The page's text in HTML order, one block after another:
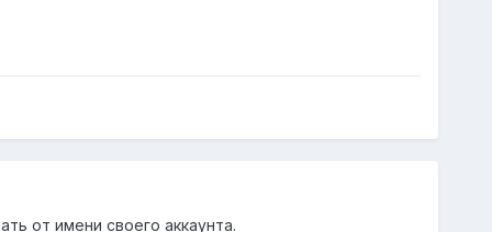
от имени своего аккаунта.